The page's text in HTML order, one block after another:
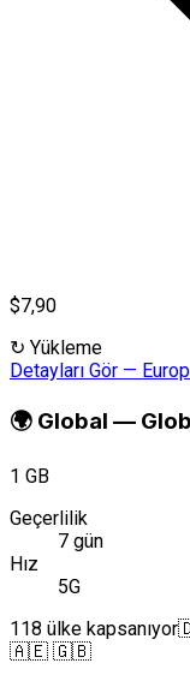
$7,90
↻ Yükleme
Detayları Gör —
🌍 Global —
1 GB
Geçerlilik
7 gün
Hız
5G
118 ülke kapsanıyor
🇦🇪 🇬🇧